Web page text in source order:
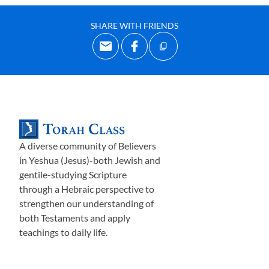
sueños…..que le dijeran el significado de sus visiones. Los
sueños eran considerados muy importantes en esa era, y
por lo tanto había intérpretes profesionales de sueños,
disponibles a cambio de una tarifa. Comenzamos a ver el
Ellos proceden, con el copero siendo el primero. Él habla
de una vid, con tres ramas y uvas formándose en las
ramas, lo cual él las convierte en vino para el Faraón.
Instantáneamente, Dios le da a José el significado, y José
le da al copero buenas noticias: en 3 días Faraón va a
restituir el copero a su posición, y todo estará bien.
Esto parece, que animó al panadero, quien
SHARE WITH FRIENDS
A diverse community of Believers
in Yeshua (Jesus)-both Jewish and
gentile-studying Scripture
through a Hebraic perspective to
strengthen our understanding of
both Testaments and apply
teachings to daily life.